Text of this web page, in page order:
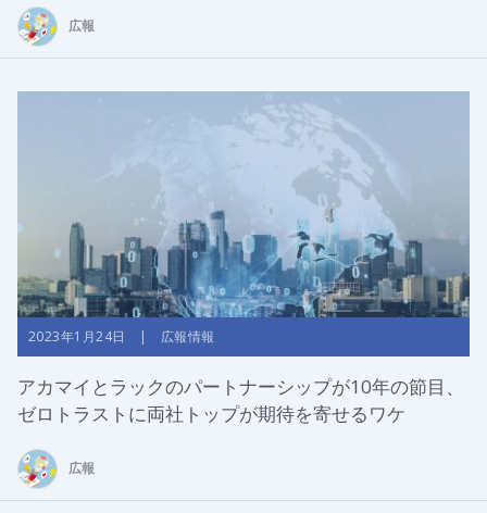
広報
2023年1月24日 | 広報情報
アカマイとラックのパートナーシップが10年の節目、
ゼロトラストに両社トップが期待を寄せるワケ
広報